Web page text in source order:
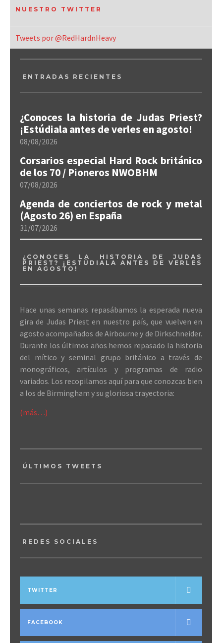
NUESTRO TWITTER
Tweets por @RedHardnHeavy
ENTRADAS RECIENTES
¿Conoces la historia de Judas Priest?
¡Estúdiala antes de verles en agosto!
08/08/2026
Corsarios especial Hard Rock británico
de los 70 / Pioneros NWOBHM
07/08/2026
Agenda de conciertos de rock y metal
(Agosto 26) en España
31/07/2026
¿CONOCES LA HISTORIA DE JUDAS
PRIEST? ¡ESTÚDIALA ANTES DE VERLES
EN AGOSTO!
Hace unas semanas repasábamos la esperada nueva
gira de Judas Priest en nuestro país, que vuelven en
agosto acompañados de Airbourne y de Dirkschneider.
Durante los últimos años hemos repasado la historia
del mítico y seminal grupo británico a través de
monográficos, artículos y programas de radio
variados. Los recopilamos aquí para que conozcas bien
a los de Birmingham y su gloriosa trayectoria:
(más…)
ÚLTIMOS TWEETS
REDES SOCIALES
TWITTER
FACEBOOK